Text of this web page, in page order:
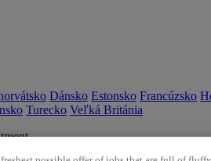
Dánsko Estonsko Francúzsko
Turecko Veľká Británia